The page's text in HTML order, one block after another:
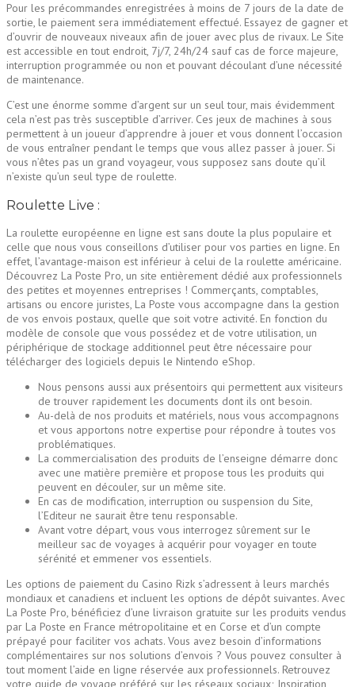
Pour les précommandes enregistrées à moins de 7 jours de la date de
sortie, le paiement sera immédiatement effectué. Essayez de gagner et
d’ouvrir de nouveaux niveaux afin de jouer avec plus de rivaux. Le Site
est accessible en tout endroit, 7j/7, 24h/24 sauf cas de force majeure,
interruption programmée ou non et pouvant découlant d’une nécessité
de maintenance.
C’est une énorme somme d’argent sur un seul tour, mais évidemment
cela n’est pas très susceptible d’arriver. Ces jeux de machines à sous
permettent à un joueur d’apprendre à jouer et vous donnent l’occasion
de vous entraîner pendant le temps que vous allez passer à jouer. Si
vous n’êtes pas un grand voyageur, vous supposez sans doute qu’il
n’existe qu’un seul type de roulette.
Roulette Live :
La roulette européenne en ligne est sans doute la plus populaire et
celle que nous vous conseillons d’utiliser pour vos parties en ligne. En
effet, l’avantage-maison est inférieur à celui de la roulette américaine.
Découvrez La Poste Pro, un site entièrement dédié aux professionnels
des petites et moyennes entreprises ! Commerçants, comptables,
artisans ou encore juristes, La Poste vous accompagne dans la gestion
de vos envois postaux, quelle que soit votre activité. En fonction du
modèle de console que vous possédez et de votre utilisation, un
périphérique de stockage additionnel peut être nécessaire pour
télécharger des logiciels depuis le Nintendo eShop.
Nous pensons aussi aux présentoirs qui permettent aux visiteurs
de trouver rapidement les documents dont ils ont besoin.
Au-delà de nos produits et matériels, nous vous accompagnons
et vous apportons notre expertise pour répondre à toutes vos
problématiques.
La commercialisation des produits de l’enseigne démarre donc
avec une matière première et propose tous les produits qui
peuvent en découler, sur un même site.
En cas de modification, interruption ou suspension du Site,
l’Editeur ne saurait être tenu responsable.
Avant votre départ, vous vous interrogez sûrement sur le
meilleur sac de voyages à acquérir pour voyager en toute
sérénité et emmener vos essentiels.
Les options de paiement du Casino Rizk s’adressent à leurs marchés
mondiaux et canadiens et incluent les options de dépôt suivantes. Avec
La Poste Pro, bénéficiez d’une livraison gratuite sur les produits vendus
par La Poste en France métropolitaine et en Corse et d’un compte
prépayé pour faciliter vos achats. Vous avez besoin d’informations
complémentaires sur nos solutions d’envois ? Vous pouvez consulter à
tout moment l’aide en ligne réservée aux professionnels. Retrouvez
votre guide de voyage préféré sur les réseaux sociaux; Inspiration,